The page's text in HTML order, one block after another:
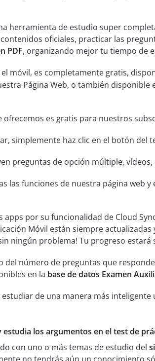
herramienta de estudio super
contenidos oficiales, practicar las
PDF, organizando mejor tu tiempo de
el móvil, es completamente gratis,
Página Web, o también disponible
ofrecemos es gratis para nuestros
simplemente haz clic en el botón
preguntas de opción múltiple,
las funciones de nuestra página web
apps por su funcionalidad de Cloud
Móvil están siempre
ningún problema! Tu progreso
del número de preguntas que
en la base de datos Examen
estudiar de una manera más
estudia los argumentos en el test de
con uno o más temas de estudio del